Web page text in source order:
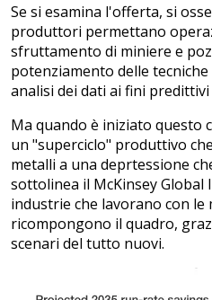
Se si esamina l'offerta, si
produttori permettano
sfruttamento di miniere e
potenziamento delle
analisi dei dati ai fini
Ma quando è iniziato questo
un "superciclo" produttivo
metalli a una deprtessione
sottolinea il McKinsey
industrie che lavorano con
ricompongono il quadro,
scenari del tutto nuovi.